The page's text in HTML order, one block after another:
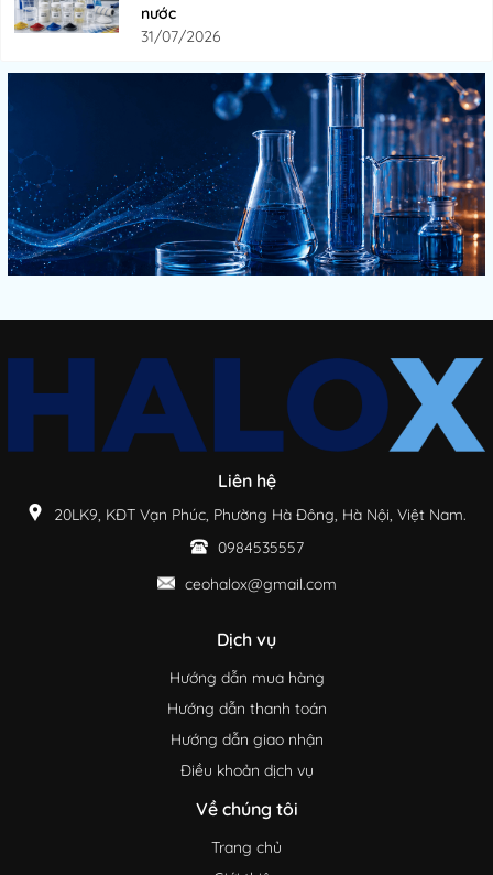
nước
31/07/2026
Liên hệ
20LK9, KĐT Vạn Phúc, Phường Hà Đông, Hà Nội, Việt Nam.
0984535557
ceohalox@gmail.com
Dịch vụ
Hướng dẫn mua hàng
Hướng dẫn thanh toán
Hướng dẫn giao nhận
Điều khoản dịch vụ
Về chúng tôi
Trang chủ